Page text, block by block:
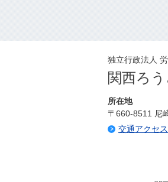
独立行政法人
関西ろ
所在地
〒660-8511 尼
交通アクセス